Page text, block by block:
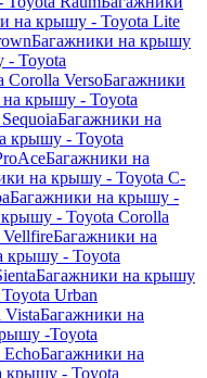
на крышу - Toyota Lite
Багажники на крышу
- Toyota
VersoБагажники
крышу - Toyota
Багажники на
крышу - Toyota
Багажники на
на крышу - Toyota C-
Багажники на крышу -
- Toyota Corolla
Багажники на
крышу - Toyota
Багажники на крышу
Urban
Багажники на
-Toyota
Багажники на
крышу - Toyota